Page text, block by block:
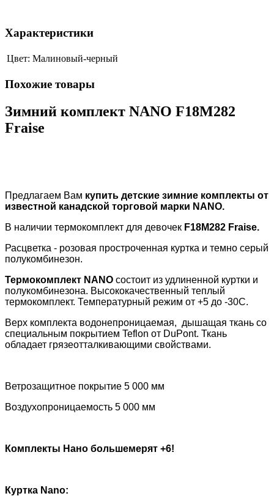
Характеристики
Цвет: Малиновый-черный
Похожие товары
Зимний комплект NANO F18M282
Fraise
Предлагаем Вам купить детские зимние комплекты от
известной канадской торговой марки NANO.
В наличии термокомплект для девочек F18M282 Fraise.
Расцветка - розовая простроченная куртка и темно серый
полукомбинезон.
Термокомплект NANO состоит из удлиненной куртки и
полукомбинезона. Высококачественный теплый
термокомплект. Температурный режим от +5 до -30С.
Верх комплекта водонепроницаемая, дышащая ткань со
специальным покрытием Teflon от DuPont. Ткань
обладает грязеотталкивающими свойствами.
Ветрозащитное покрытие 5 000 мм
Воздухопроницаемость 5 000 мм
Комплекты Нано большемерят +6!
Куртка Nano: